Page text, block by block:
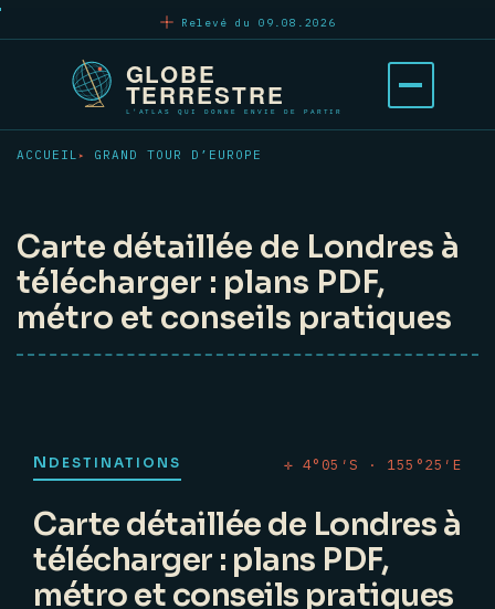
Aller
au
Ouvrir
ACCUEIL GRAND TOUR D’EUROPE
Carte détaillée de Londres à
télécharger : plans PDF,
métro et conseils pratiques
N DESTINATIONS ✛ 4°05′S · 155°25′E
Carte détaillée de Londres à
télécharger : plans PDF,
métro et conseils pratiques